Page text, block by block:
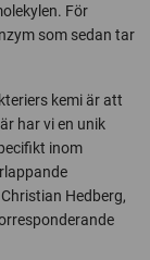
För
som sedan tar
kemi är att
har vi en unik
inom
Hedberg,